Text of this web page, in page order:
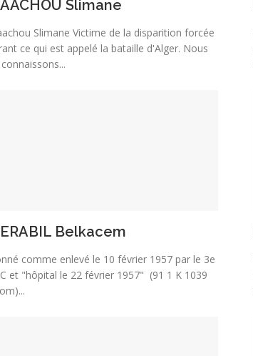
Slimane
Slimane Victime de la disparition forcée
ce qui est appelé la bataille d'Alger. Nous
Belkacem
comme enlevé le 10 février 1957 par le 3e
et "hôpital le 22 février 1957" (91 1 K 1039